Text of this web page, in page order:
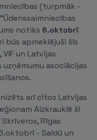
(turpmāk -
notiks 6.oktobrī
būs apmeklējuši šīs
un Latvijas
asociācijas
arī citos Latvijas
Aizkrauklē šī
Rīgas
- Saldū un